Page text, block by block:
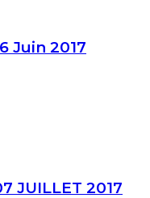
Juin 2017
JUILLET 2017